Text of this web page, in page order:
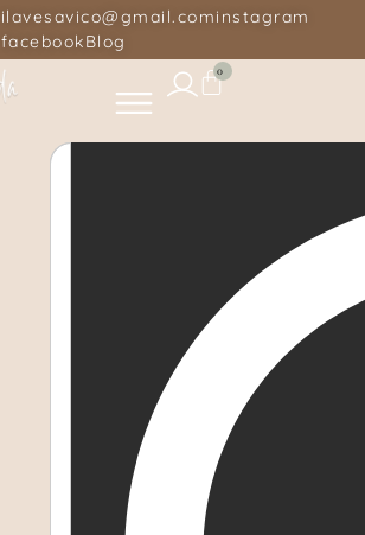
ilavesavico@gmail.cominstagram
facebookBlog
0